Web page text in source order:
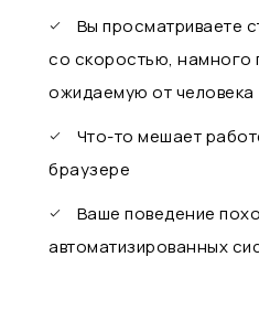
Вы просматриваете
со скоростью,
ожидаемую от человека
Что-то мешает
браузере
Ваше поведение
автоматизированных